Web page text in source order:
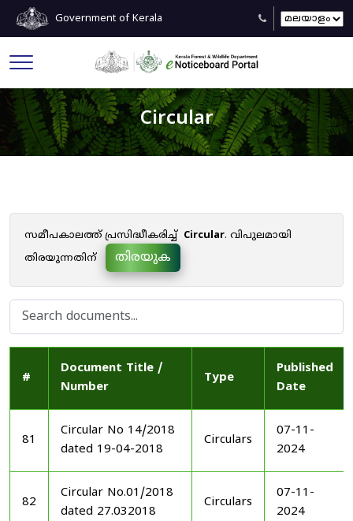
Government of Kerala
Circular
സമീപകാലത്ത് പ്രസിദ്ധീകരിച്ച് Circular. വിപുലമായി
തിരയുന്നതിന്
തിരയുക
#
Document Title /
Number
Type
Published
Date
81
Circular No 14/2018
dated 19-04-2018
Circulars
07-11-
2024
82
Circular No.01/2018
dated 27.032018
Circulars
07-11-
2024